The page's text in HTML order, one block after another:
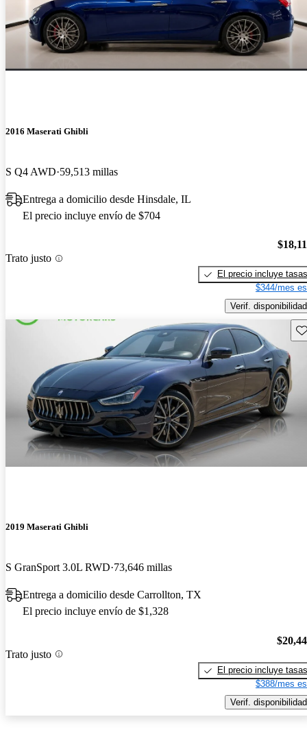
2016 Maserati Ghibli
S Q4 AWD 59,513 millas
Entrega a domicilio desde Hinsdale, IL
El precio incluye envío de $704
Trato justo
El precio incluye tasas
$344/mes
Verif. disponibilidad
2019 Maserati Ghibli
S GranSport 3.0L RWD 73,646 millas
Entrega a domicilio desde Carrollton, TX
El precio incluye envío de $1,328
Trato justo
El precio incluye tasas
$388/mes
Verif. disponibilidad